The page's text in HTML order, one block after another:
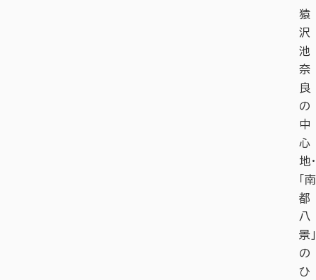
猿
沢
池
奈
良
の
中
心
地・
「南
都
八
景」
の
ひ